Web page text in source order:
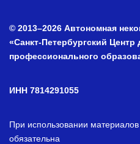
© 2013–2026 Автономная
«Санкт-Петербургский Центр
профессионального
ИНН 7814291055
При использовании
обязательна